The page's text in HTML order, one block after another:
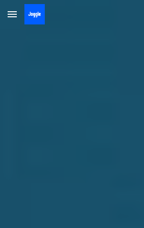
Skip to main content